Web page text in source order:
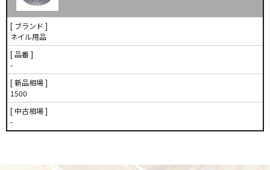
[ ブランド ]
ネイル用品
[ 品番 ]
-
[ 新品相場 ]
1500
[ 中古相場 ]
-